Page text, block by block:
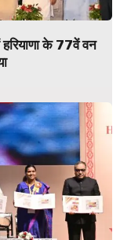
हरियाणा के 77वें वन